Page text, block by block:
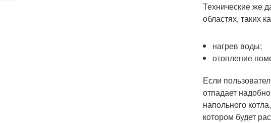
Технические же
областях, таких
нагрев воды;
отопление
Если
отпадает
напольного
котором будет